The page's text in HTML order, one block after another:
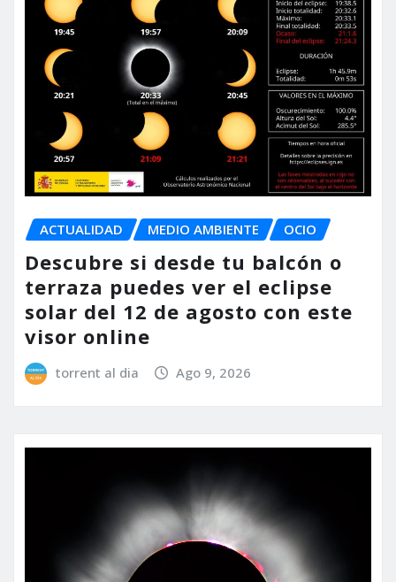
ACTUALIDAD MEDIO AMBIENTE OCIO
Descubre si desde tu balcón o
terraza puedes ver el eclipse
solar del 12 de agosto con este
visor online
torrent al dia Ago 9, 2026